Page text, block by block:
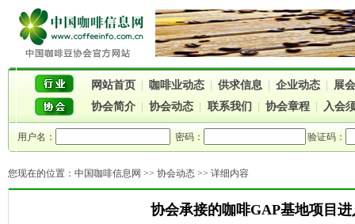
网站首页 咖啡业动态 供求信息 企业动态
展
协会简介
协会动态 联系我们 协会章程 入会
用户名： 密码： 验证码：
您现在的位置： 中国咖啡信息网 >> 协会动态 >> 详细内容
协会承接的咖啡GAP基地项目